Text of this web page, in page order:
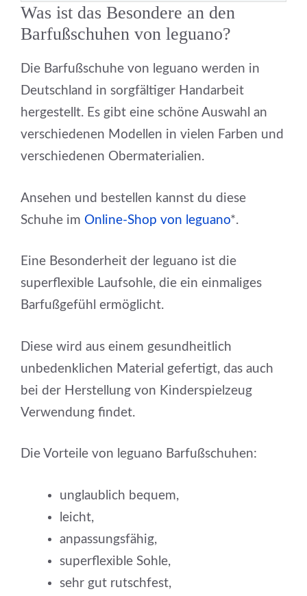
Was ist das Besondere an den
Barfußschuhen von leguano?
Die Barfußschuhe von leguano werden in
Deutschland in sorgfältiger Handarbeit
hergestellt. Es gibt eine schöne Auswahl an
verschiedenen Modellen in vielen Farben und
verschiedenen Obermaterialien.
Ansehen und bestellen kannst du diese
Schuhe im Online-Shop von leguano*.
Eine Besonderheit der leguano ist die
superflexible Laufsohle, die ein einmaliges
Barfußgefühl ermöglicht.
Diese wird aus einem gesundheitlich
unbedenklichen Material gefertigt, das auch
bei der Herstellung von Kinderspielzeug
Verwendung findet.
Die Vorteile von leguano Barfußschuhen:
unglaublich bequem,
leicht,
anpassungsfähig,
superflexible Sohle,
sehr gut rutschfest,